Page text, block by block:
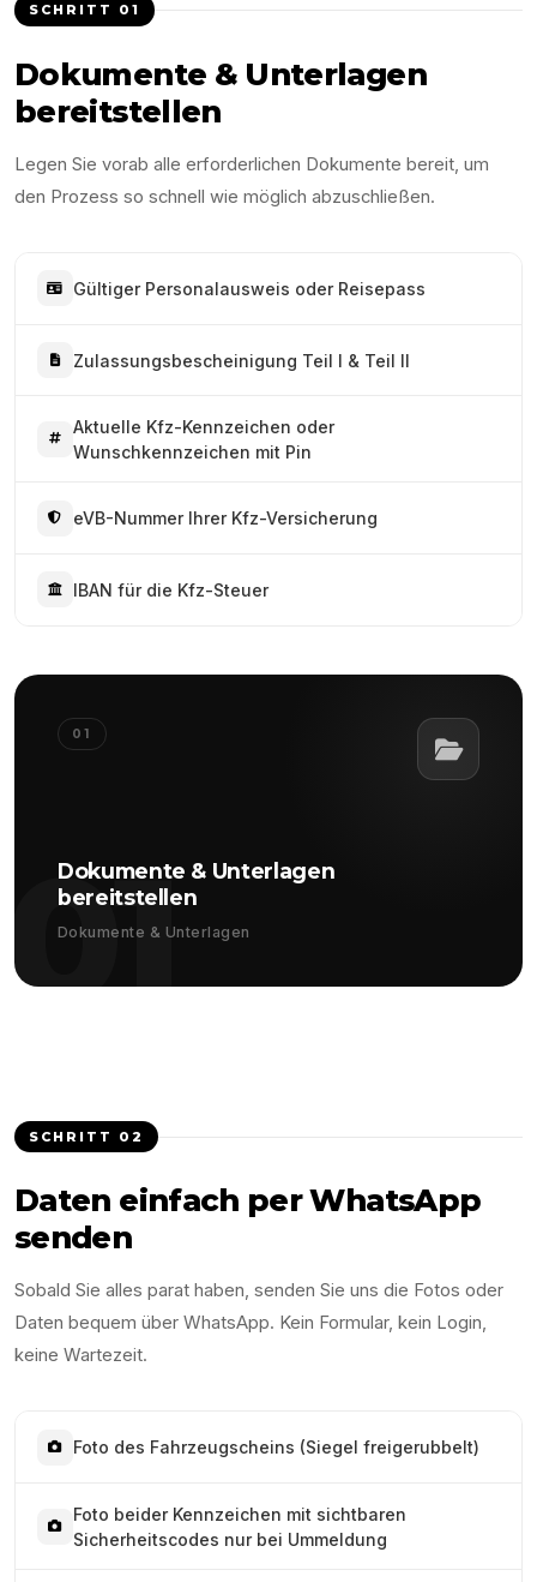
SCHRITT 01
Dokumente & Unterlagen
bereitstellen
Legen Sie vorab alle erforderlichen Dokumente bereit, um
den Prozess so schnell wie möglich abzuschließen.
Gültiger Personalausweis oder Reisepass
Zulassungsbescheinigung Teil I & Teil II
Aktuelle Kfz-Kennzeichen oder
Wunschkennzeichen mit Pin
eVB-Nummer Ihrer Kfz-Versicherung
IBAN für die Kfz-Steuer
01
01
Dokumente & Unterlagen
bereitstellen
Dokumente & Unterlagen
SCHRITT 02
Daten einfach per WhatsApp
senden
Sobald Sie alles parat haben, senden Sie uns die Fotos oder
Daten bequem über WhatsApp. Kein Formular, kein Login,
keine Wartezeit.
Foto des Fahrzeugscheins (Siegel freigerubbelt)
Foto beider Kennzeichen mit sichtbaren
Sicherheitscodes nur bei Ummeldung